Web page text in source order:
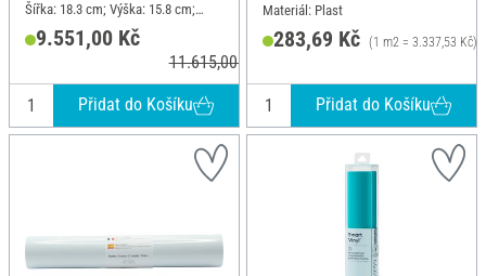
Šířka: 18.3 cm; Výška: 15.8 cm;
9.551,00 Kč
11.615,00 Kč
Přidat do Košíku
Materiál: Plast
283,69 Kč (1 m2 = 3.337,53 Kč)
Přidat do Košíku